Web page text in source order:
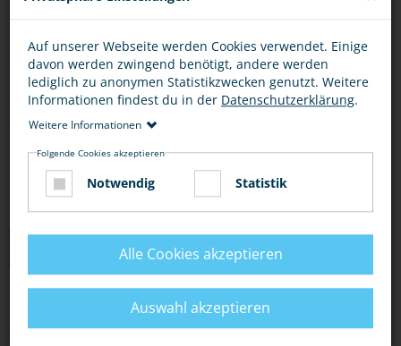
oder per Chat unter
http://www.zwangsheirat.de/.
Wo du Beratungsstellen findest, erfährst du
EIN JUGENDPORTAL ZUM THEMA
ZWANGSHEIRAT MIT INFORMATIONEN,
Auf unserer Webseite werden Cookies verwendet. Einige
davon werden zwingend benötigt, andere werden
lediglich zu anonymen Statistikzwecken genutzt. Weitere
Informationen findest du in der Datenschutzerklärung.
Weitere Informationen
Folgende Cookies akzeptieren
Notwendig Statistik
Alle Cookies akzeptieren
Auswahl akzeptieren